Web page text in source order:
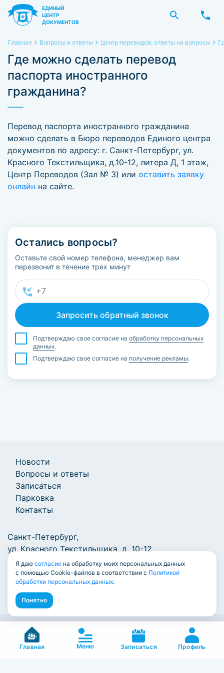
ЕДИНЫЙ
ЦЕНТР
ДОКУМЕНТОВ
Главная Вопросы и ответы Центр переводов: ответы на вопросы
Где можно сделать перевод
паспорта иностранного
гражданина?
Перевод паспорта иностранного гражданина
можно сделать в Бюро переводов Единого центра
документов по адресу: г. Санкт-Петербург, ул.
Красного Текстильщика, д.10-12, литера Д, 1 этаж,
Центр Переводов (Зал № 3) или оставить заявку
онлайн на сайте.
Остались вопросы?
Оставьте свой номер телефона, менеджер вам
перезвонит в течение трех минут
Подтверждаю свое согласие на обработку персональных
данных.
Подтверждаю свое согласие на получение рекламы.
Новости
Вопросы и ответы
Записаться
Парковка
Контакты
Санкт-Петербург,
ул. Красного Текстильщика, д. 10-12
+7 (812) 777-1000/info@7771000.ru
© Единый центр документов 2009-2026
Политика обработки персональных данных
Пользовательское соглашение
Главная Меню Записаться Профиль
Я даю согласие на обработку моих персональных данных
с помощью Cookie-файлов в соответствии с Политикой
обработки персональных данных.
Понятно